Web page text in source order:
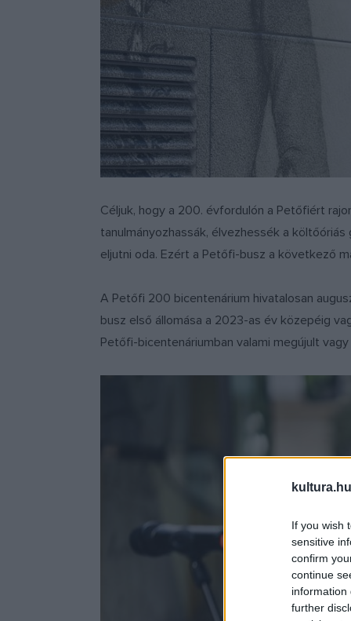
If you wish
sensitive
confirm
continue
information
further
Céljuk, hogy a 200. évfordulón a Petőfiért
tanulmányozhassák, élvezhessék a
eljutni oda. Ezért a Petőfi-busz a következő
A Petőfi 200 bicentenárium hivatalosan
busz első állomása a 2023-as év közepéig
Petőfi-bicentenáriumban valami megújult vagy